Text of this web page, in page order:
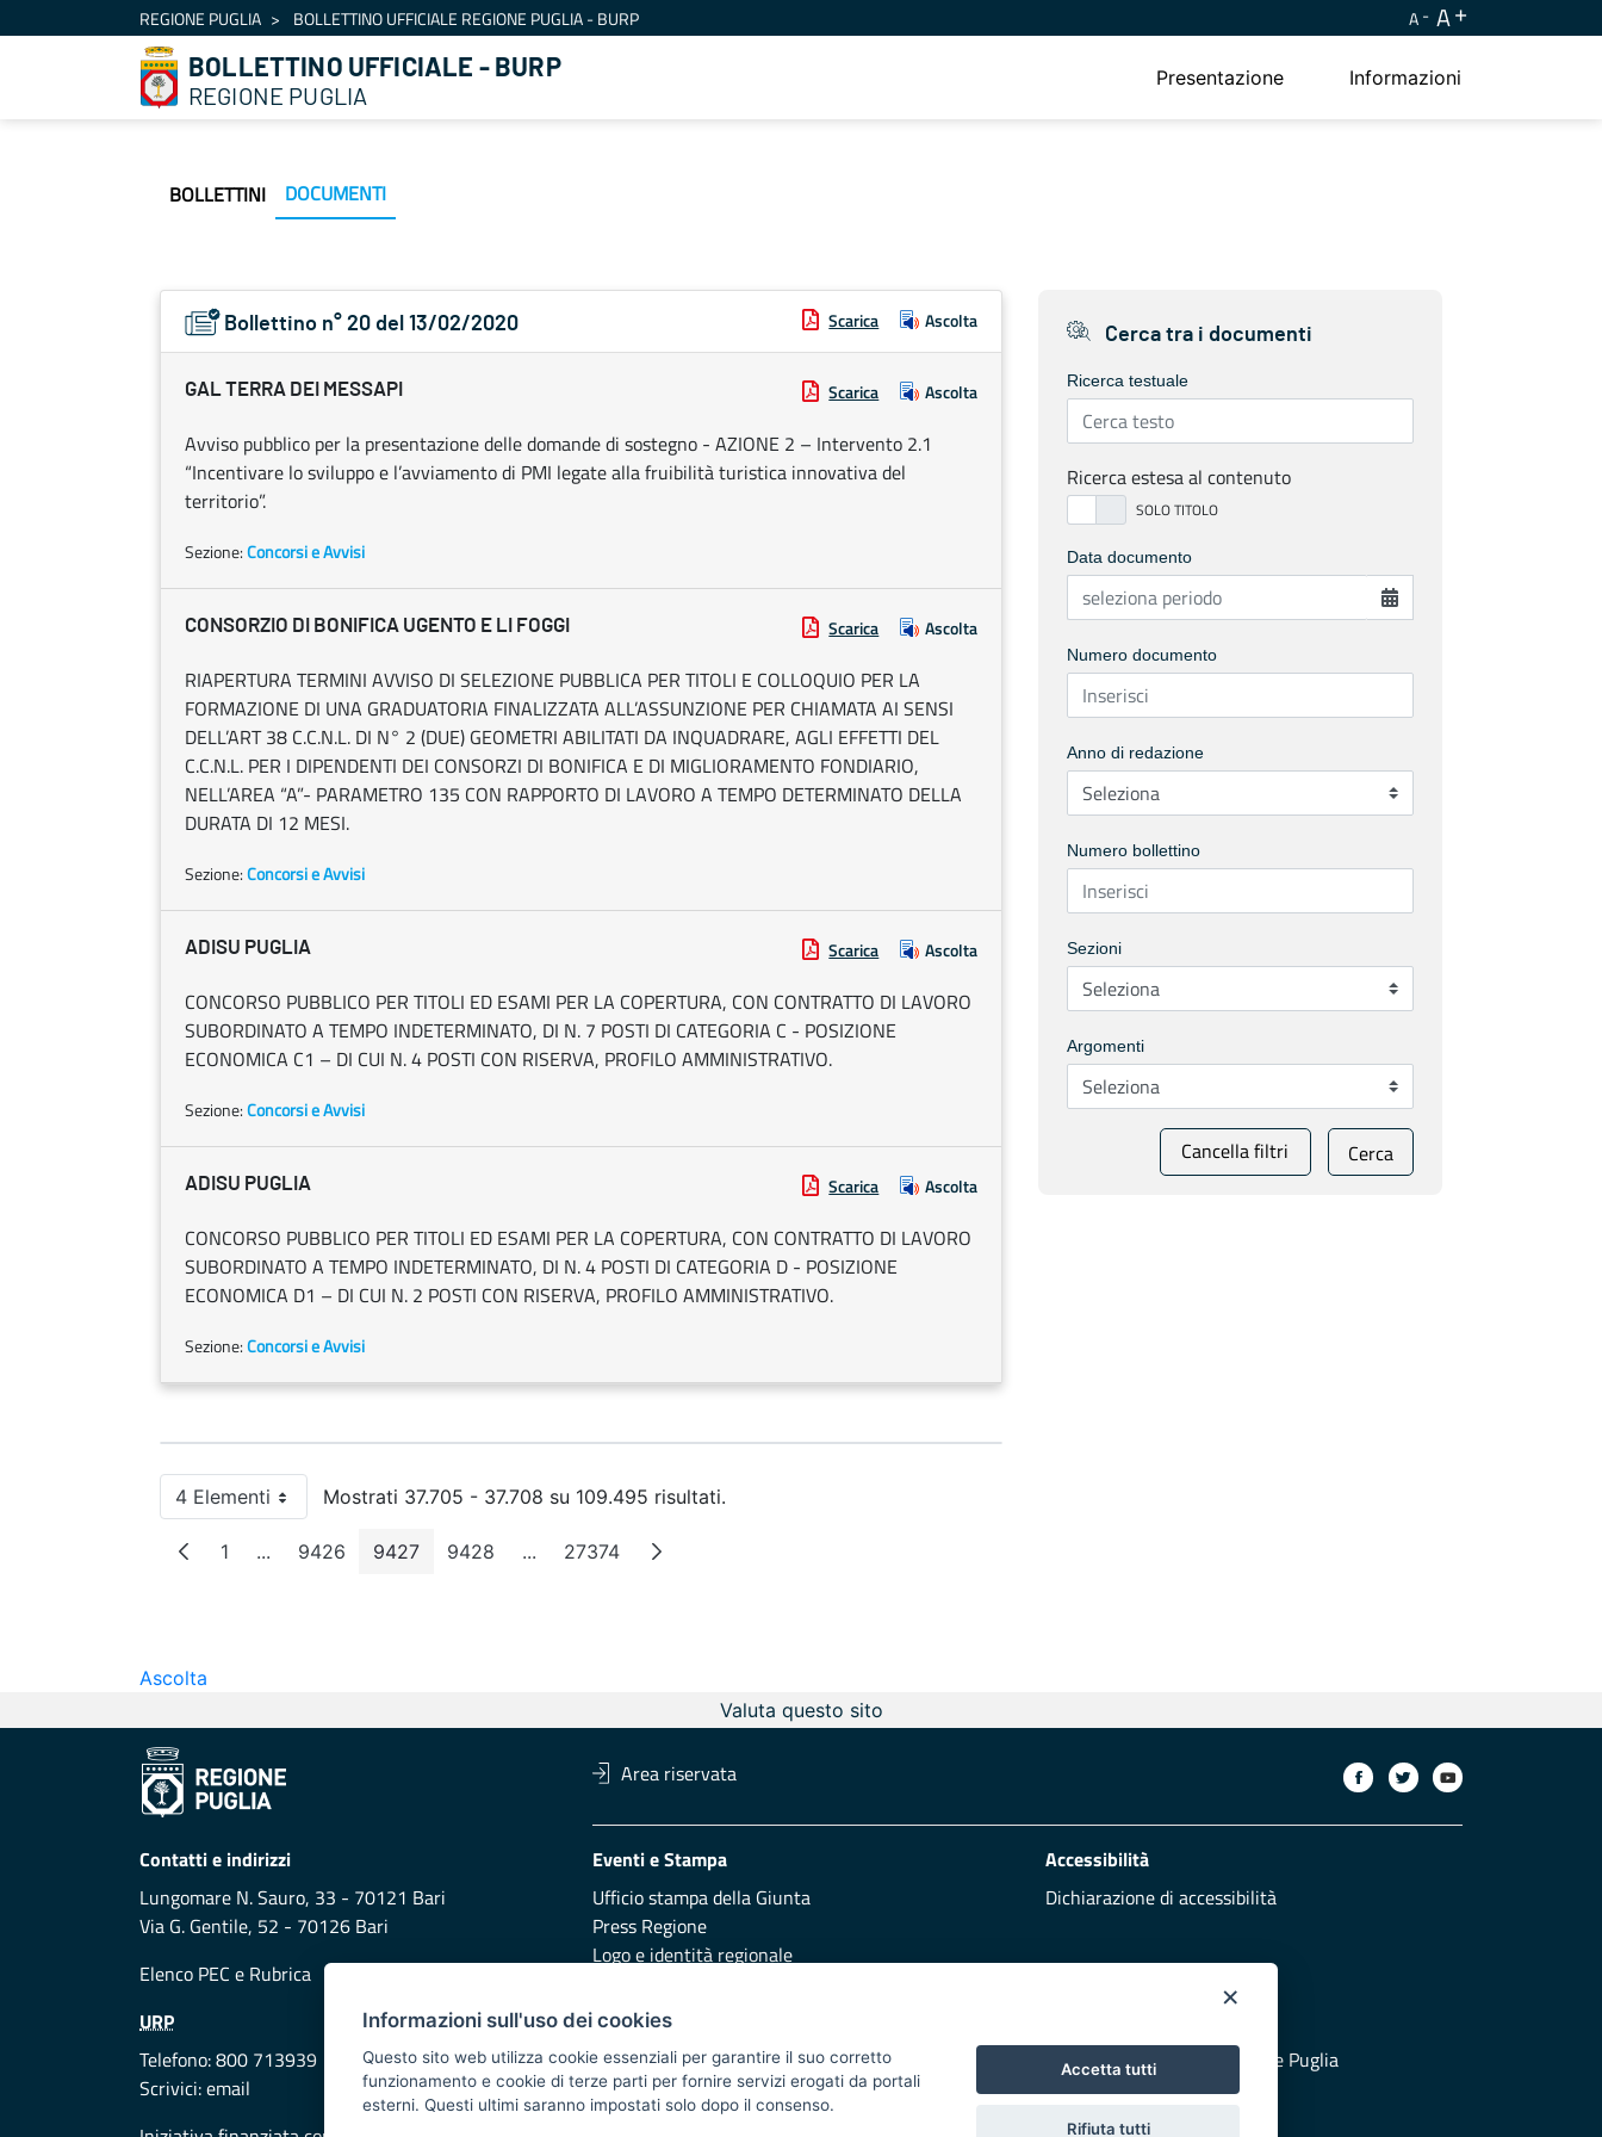
Salta al contenutoREGIONE PUGLIA BOLLETTINO UFFICIALE REGIONE PUGLIA - BURP A A
BOLLETTINO UFFICIALE - BURP
REGIONE PUGLIA
Presentazione Informazioni
BOLLETTINI DOCUMENTI
Bollettino n° 20 del 13/02/2020 Scarica Ascolta
GAL TERRA DEI MESSAPI Scarica Ascolta
Avviso pubblico per la presentazione delle domande di sostegno - AZIONE 2 – Intervento 2.1
“Incentivare lo sviluppo e l’avviamento di PMI legate alla fruibilità turistica innovativa del
territorio”.
Sezione:Concorsi e Avvisi
CONSORZIO DI BONIFICA UGENTO E LI FOGGI Scarica Ascolta
RIAPERTURA TERMINI AVVISO DI SELEZIONE PUBBLICA PER TITOLI E COLLOQUIO PER LA
FORMAZIONE DI UNA GRADUATORIA FINALIZZATA ALL’ASSUNZIONE PER CHIAMATA AI SENSI
DELL’ART 38 C.C.N.L. DI N° 2 (DUE) GEOMETRI ABILITATI DA INQUADRARE, AGLI EFFETTI DEL
C.C.N.L. PER I DIPENDENTI DEI CONSORZI DI BONIFICA E DI MIGLIORAMENTO FONDIARIO,
NELL’AREA “A”- PARAMETRO 135 CON RAPPORTO DI LAVORO A TEMPO DETERMINATO DELLA
DURATA DI 12 MESI.
Sezione:Concorsi e Avvisi
ADISU PUGLIA Scarica Ascolta
CONCORSO PUBBLICO PER TITOLI ED ESAMI PER LA COPERTURA, CON CONTRATTO DI LAVORO
SUBORDINATO A TEMPO INDETERMINATO, DI N. 7 POSTI DI CATEGORIA C - POSIZIONE
ECONOMICA C1 – DI CUI N. 4 POSTI CON RISERVA, PROFILO AMMINISTRATIVO.
Sezione:Concorsi e Avvisi
ADISU PUGLIA Scarica Ascolta
CONCORSO PUBBLICO PER TITOLI ED ESAMI PER LA COPERTURA, CON CONTRATTO DI LAVORO
SUBORDINATO A TEMPO INDETERMINATO, DI N. 4 POSTI DI CATEGORIA D - POSIZIONE
ECONOMICA D1 – DI CUI N. 2 POSTI CON RISERVA, PROFILO AMMINISTRATIVO.
Sezione:Concorsi e Avvisi
4 ElementiPer paginaMostrati 37.705 - 37.708 su 109.495 risultati.
Pagina
1 ...Pagine intermedie
Pagina
9426 Pagina
9427 Pagina
9428 ...Pagine intermedie
Pagina
27374
Cerca tra i documenti
Ricerca testuale
Ricerca estesa al contenuto
Data documento
Numero documento
Anno di redazione
Numero bollettino
Sezioni
Argomenti
Cancella filtri Cerca
Ascolta
Valuta questo sito
Area riservata
Contatti e indirizzi
Lungomare N. Sauro, 33 - 70121 Bari
Via G. Gentile, 52 - 70126 Bari
Elenco PEC e Rubrica
Eventi e Stampa
Ufficio stampa della Giunta
Press Regione
Logo e identità regionale
Accessibilità
Dichiarazione di accessibilità
URP
Telefono: 800 713939
Scrivici:email
Redazione
Presentazione
Responsabili di pubblicazione
Vai al sito di Protezione Civile Puglia
×
Informazioni sull'uso dei cookies
Questo sito web utilizza cookie essenziali per garantire il suo corretto
funzionamento e cookie di terze parti per fornire servizi erogati da portali
esterni. Questi ultimi saranno impostati solo dopo il consenso.
Accetta tutti
Rifiuta tutti